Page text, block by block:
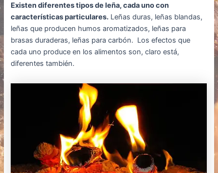
Existen diferentes tipos de leña, cada uno con
características particulares. Leñas duras, leñas blandas,
leñas que producen humos aromatizados, leñas para
brasas duraderas, leñas para carbón. Los efectos que
cada uno produce en los alimentos son, claro está,
diferentes también.